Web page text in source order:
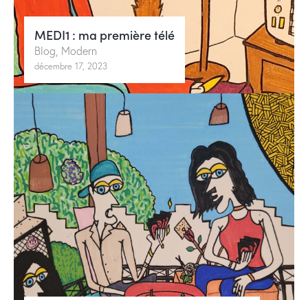
MEDI1 : ma première télé
Blog Modern
décembre 17, 2023